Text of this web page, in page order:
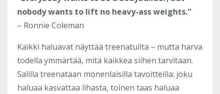
nobody wants to lift no heavy-ass weights."
– Ronnie Coleman
Kaikki haluavat näyttää treenatuilta – mutta harva
todella ymmärtää, mitä kaikkea siihen tarvitaan.
Salilla treenataan monenlaisilla tavoitteilla: joku
haluaa kasvattaa lihasta, toinen taas haluaa